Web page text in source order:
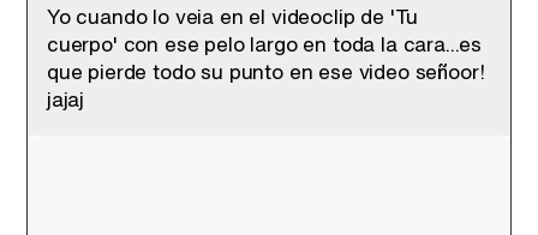
Yo cuando lo veia en el videoclip de 'Tu
cuerpo' con ese pelo largo en toda la cara...es
que pierde todo su punto en ese video señoor!
jajaj